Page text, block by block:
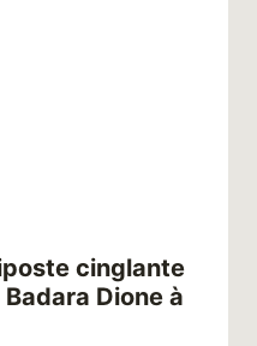
cinglante
Dione à